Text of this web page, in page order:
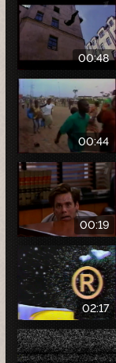
00:48
00:44
00:19
02:17